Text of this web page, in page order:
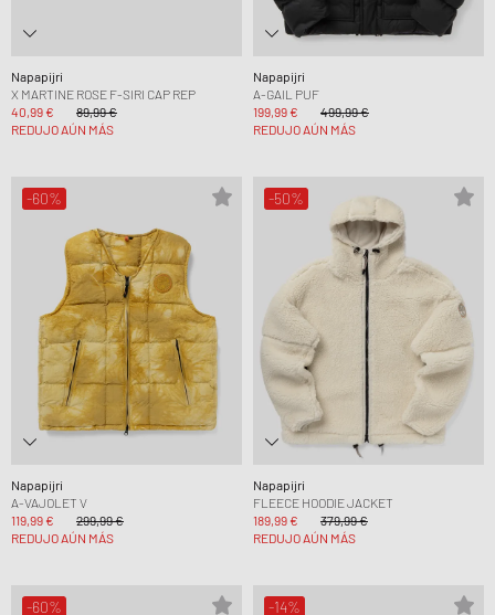
Napapijri
X MARTINE ROSE F-SIRI CAP REP
40,99 €
89,99 €
REDUJO AÚN MÁS
Napapijri
A-GAIL PUF
199,99 €
499,99 €
REDUJO AÚN MÁS
-60%
Napapijri
A-VAJOLET V
119,99 €
299,99 €
REDUJO AÚN MÁS
-50%
Napapijri
FLEECE HOODIE JACKET
189,99 €
379,99 €
REDUJO AÚN MÁS
-60% -14%